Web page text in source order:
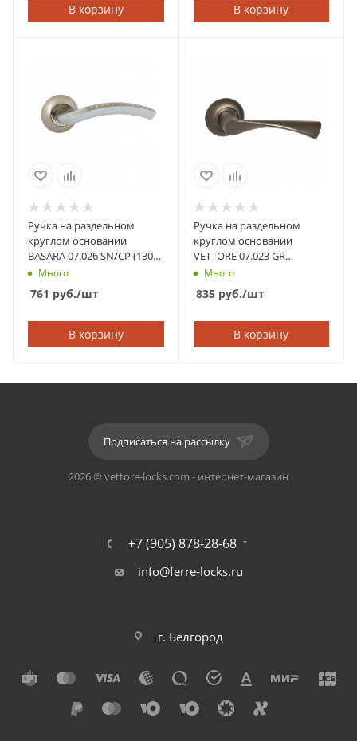
В корзину В корзину
Ручка на раздельном
круглом основании
BASARA 07.026 SN/CP (130
кв.) (Сатин/Хром)
Много
761 руб./шт
В корзину
Ручка на раздельном
круглом основании
VETTORE 07.023 GR
(Графит)
Много
835руб./шт
В корзину
Подписаться на рассылку
2026 © vettore-locks.com - интернет-магазин
+7 (905) 878-28-68
info@ferre-locks.ru
г. Белгород